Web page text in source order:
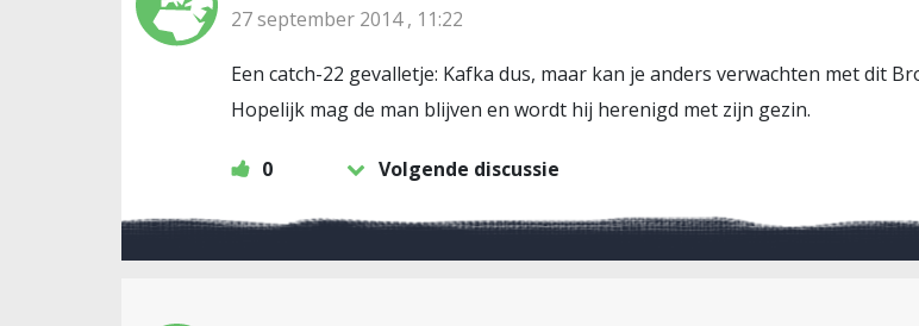
27 september 2014 , 11:22
Een catch-22 gevalletje: Kafka dus, maar kan je anders verwachten met dit
Hopelijk mag de man blijven en wordt hij herenigd met zijn gezin.
0 Volgende discussie